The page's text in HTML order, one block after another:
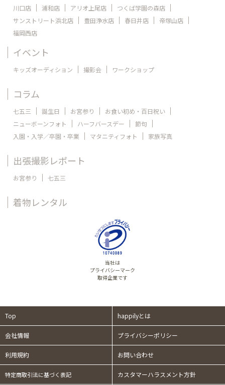
川口店
浦和店 アリオ上尾店
つくば学園の森店
サンストリート浜北店
豊田浄水店 春日井店
帝塚山店
福岡西店
イベント
キッズオーディション 撮影会 ワークショップ
コラム
七五三 誕生日 お宮参り
お食い初め・百日祝い
ニューボーンフォト
ハーフバースデー
節句
入園・入学／卒園・卒業
マタニティフォト 家族写真
出張撮影レポート
お宮参り 七五三
着物レンタル
当社は
プライバシーマーク
取得企業です
Top happilyとは
会社情報 プライバシーポリシー
利用規約 お問い合わせ
特定商取引法に基づく表記 カスタマーハラスメント方針